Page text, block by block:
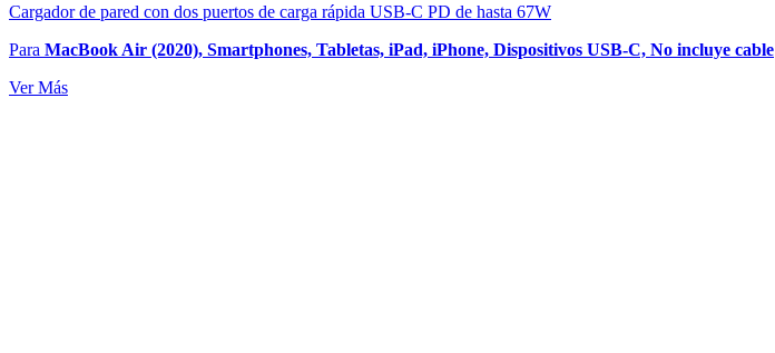
Cargador de pared con dos puertos de carga rápida USB-C PD de hasta 67W
Para MacBook Air (2020), Smartphones, Tabletas, iPad, iPhone, Dispositivos USB-C, No incluye cable
Ver Más